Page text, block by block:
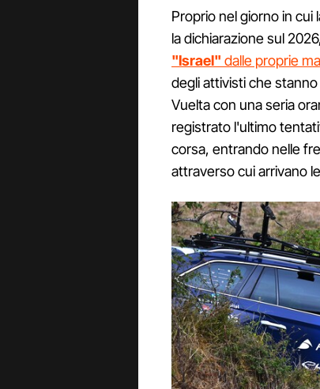
Proprio nel giorno in cui
la dichiarazione sul
"Israel" dalle proprie
degli attivisti che
Vuelta con una seria
registrato l'ultimo
corsa, entrando nelle
attraverso cui arrivano